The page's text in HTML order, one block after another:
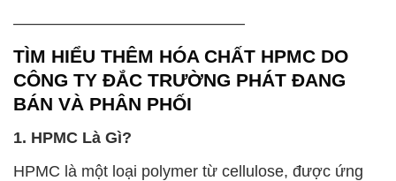
——————————————–
TÌM HIỂU THÊM HÓA CHẤT HPMC DO
CÔNG TY ĐẮC TRƯỜNG PHÁT ĐANG
BÁN VÀ PHÂN PHỐI
1. HPMC Là Gì?
HPMC là một loại polymer từ cellulose, được ứng